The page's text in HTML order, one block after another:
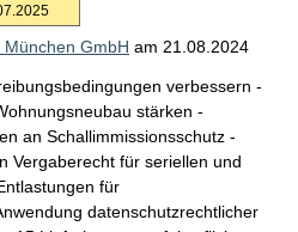
GmbH am 21.08.2024
verbessern -
stärken -
an Schallimmissionsschutz -
Vergaberecht für seriellen und
für
datenschutzrechtlicher